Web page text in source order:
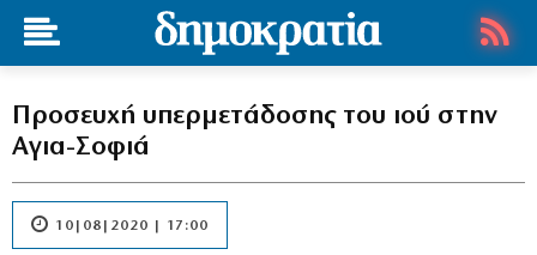
Προσευχή υπερμετάδοσης του ιού στην
Αγια-Σοφιά
10|08|2020 | 17:00